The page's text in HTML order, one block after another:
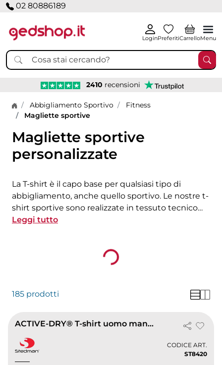
02 80886189
LoginPreferitiCarrelloMenu
2410 recensioni
Home page
Abbigliamento Sportivo
Fitness
Magliette sportive
Magliette sportive
personalizzate
La T-shirt è il capo base per qualsiasi tipo di
abbigliamento, anche quello sportivo. Le nostre t-
shirt sportive sono realizzate in tessuto tecnico
traspirante e adatto alla stampa o al ricamo.
di alta qualità e consegne express in tutta italia.
Leggi tutto
Loading...
185 prodotti
ACTIVE-DRY® T-shirt uomo manica lunga, 140g
CODICE ART.
ST8420